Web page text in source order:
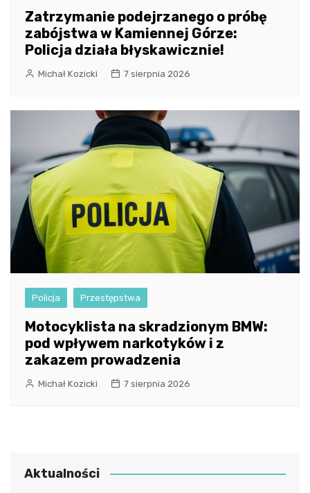
Zatrzymanie podejrzanego o próbę
zabójstwa w Kamiennej Górze:
Policja działa błyskawicznie!
Michał Kozicki 7 sierpnia 2026
Policja Przestępstwa
Motocyklista na skradzionym BMW:
pod wpływem narkotyków i z
zakazem prowadzenia
Michał Kozicki 7 sierpnia 2026
Aktualności